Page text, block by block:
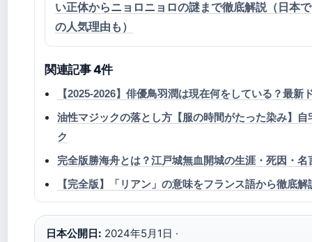
い正体からニョロニョロの謎まで徹底解説（日本で
の人気理由も）
関連記事 4件
【2025-2026】俳優鳥羽潤は現在何をしている？最
油性マジックの落とし方【服の時間がたった染み】
ク
完全版勝海舟とは？江戸城無血開城の生涯・死因・
【完全版】「リアン」の意味をフランス語から徹底
日本公開日: 2024年5月1日 ·